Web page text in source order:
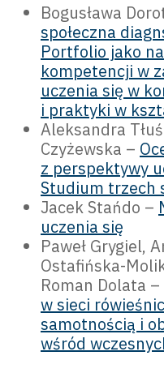
Bogusława
społeczna
Portfolio jako
kompetencji w
uczenia się w
i praktyki w
Aleksandra
Czyżewska –
z perspektywy
Studium trzech
Jacek Stańdo –
uczenia się
Paweł Grygiel,
Ostafińska-
Roman Dolata –
w sieci
samotnością i
wśród